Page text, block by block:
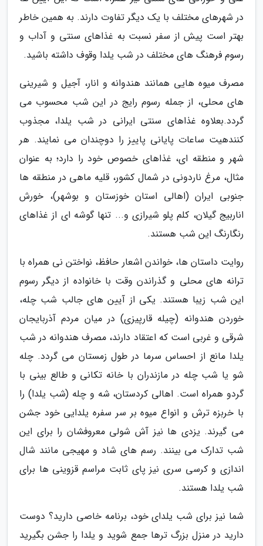
در شهرهای مختلف با یک دیگر تفاوت دارند. به همین خاطر
بهتر است پیش از سفر نسبت به غذاهای سنتی و آداب و
رسوم فرهنگ های مختلف در شب یلدا وقوف داشته باشید.
مصرف میوه هایی همانند هندوانه و انار، آجیل و شیرینی
های محلی، از جمله رسوم رایج در این شب محسوب می
گردد.بعلاوه غذاهای سنتی ایرانی در شب یلدا، مجذوب
کنندهیت ساعات پایانی پاییز را دوچندان می نمایند. هر
شهر و منطقه ای، غذاهای خصوص خود را دارد؛ به عنوان
مثال، مرغ ناردونی در شمال کشور، قلیه ماهی در منطقه ها
جنوبی ایران (اهالی استان خوزستان و بوشهر)، خورش
اناربیج گیلان، کلم پلو شیرازی و... تنها گوشه ای از غذاهای
رنگارنگ این شب هستند.
روایت داستان ها، خواندن اشعار حافظ، نواختن نی همراه با
ترانه های محلی و گذراندن وقت با خانواده از دیگر رسوم
این شب زیبا هستند. یکی از آیین های جالب شب چله،
خوردن هندوانه (چیله قارپیزی) در میان مردم آذربایجان
شرقی و غربی است که اعتقاد دارند، مصرف هندوانه در شب
یلدا مانع از احساس سرما در طول زمستان می گردد. چله
شو یا شب چله در مازندران با خانه تکانی و طالع بینی با
گردو همراه است. اهالی کردستان، شه و چله (شب یلدا) را
با خربزه ترش و انواع میوه بر سر سفره یلدایی خود جشن
می گیرند. یزدی ها نیز آش شولی معروفشان را برای این
شب تدارک می بینند. رسم های شاد و مهیجی مانند شال
اندازی و کرسی سری نیز پای ثابت مراسم قزوینی ها برای
شب یلدا هستند.
شما نیز برای شب یلدای خود، برنامه خاصی دارید؟ دوست
دارید در منزل بزرگ ترها جمع شوید و یلدا را جشن بگیرید